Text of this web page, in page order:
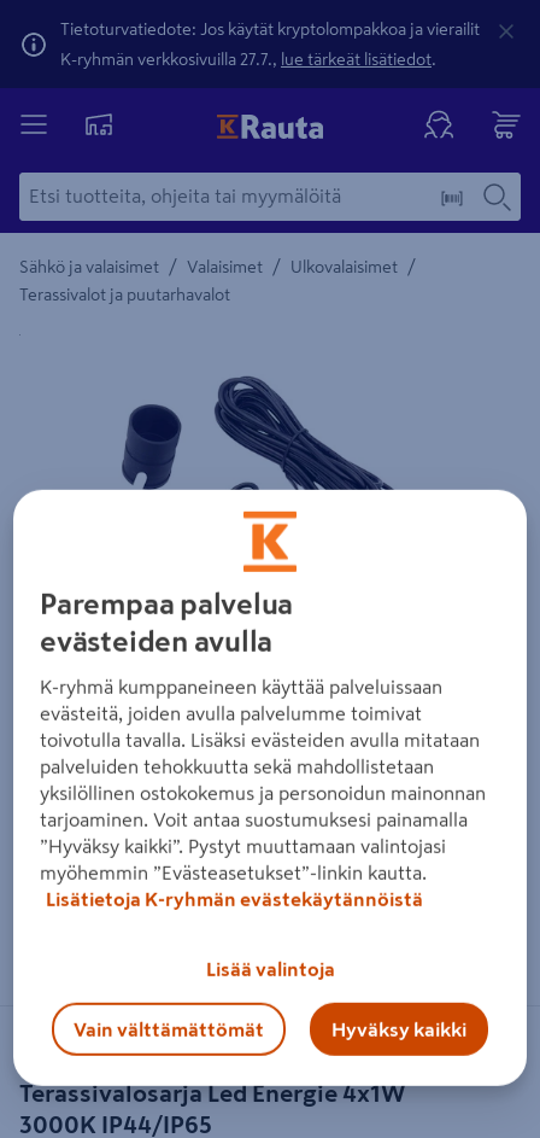
Tietoturvatiedote: Jos käytät kryptolompakkoa ja vierailit
K-ryhmän verkkosivuilla 27.7., lue tärkeät lisätiedot.
Sähkö ja valaisimet / Valaisimet / Ulkovalaisimet /
Terassivalot ja puutarhavalot
Yksityiskohtainen kuvaus löytyy Tuotteen kuvaus -
Terassivalosarja Led Energie 4x1W
3000K IP44/IP65
LED ENERGIE
Parempaa palvelua
evästeiden avulla
K-ryhmä kumppaneineen käyttää palveluissaan
evästeitä, joiden avulla palvelumme toimivat
toivotulla tavalla. Lisäksi evästeiden avulla mitataan
palveluiden tehokkuutta sekä mahdollistetaan
yksilöllinen ostokokemus ja personoidun mainonnan
tarjoaminen. Voit antaa suostumuksesi painamalla
”Hyväksy kaikki”. Pystyt muuttamaan valintojasi
myöhemmin ”Evästeasetukset”-linkin kautta.
Lisätietoja K-ryhmän evästekäytännöistä
Lisää valintoja
Vain välttämättömät Hyväksy kaikki